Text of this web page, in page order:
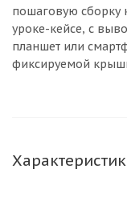
пошаговую сборку
уроке-кейсе, с
планшет или
фиксируемой